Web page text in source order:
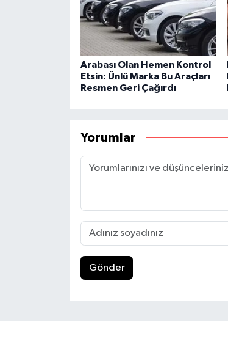
Arabası Olan Hemen Kontrol
Etsin: Ünlü Marka Bu Araçları
Resmen Geri Çağırdı
Yorumlar
Gönder